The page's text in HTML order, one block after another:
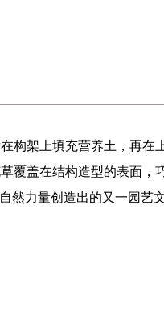
构架上填充营养土，再在
覆盖在结构造型的表面，
然力量创造出的又一园艺文